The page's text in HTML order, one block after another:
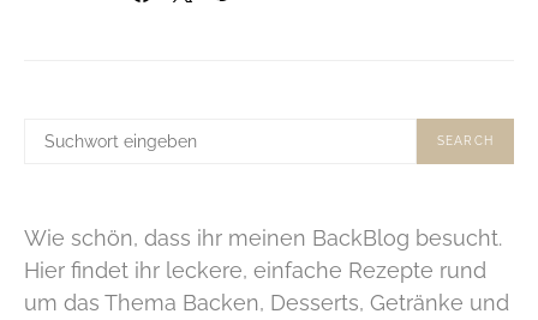
SUCHE
SEARCH
Wie schön, dass ihr meinen BackBlog besucht.
Hier findet ihr leckere, einfache Rezepte rund
um das Thema Backen, Desserts, Getränke und